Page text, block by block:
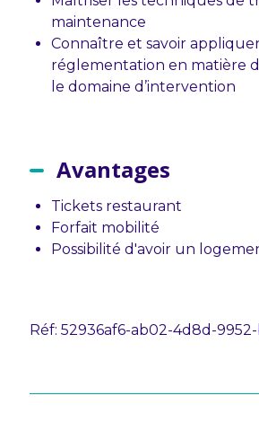
maintenance
Connaître et savoir
réglementation en matière
le domaine d’intervention
Avantages
Tickets restaurant
Forfait mobilité
Possibilité d'avoir un
Réf: 52936af6-ab02-4d8d-